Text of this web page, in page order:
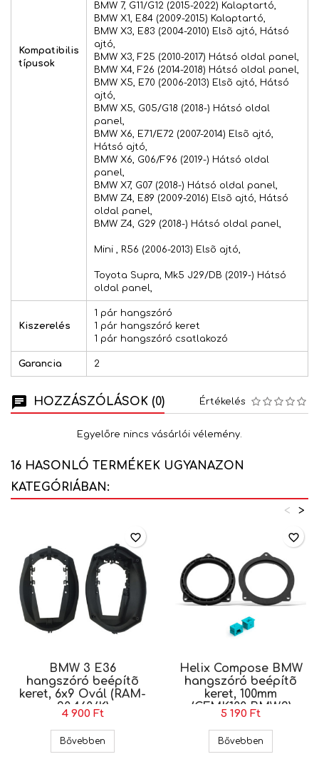
Kompatibilis
típusok
BMW 7, G11/G12 (2015-2022) Kalaptartó,
BMW X1, E84 (2009-2015) Kalaptartó,
BMW X3, E83 (2004-2010) Elsõ ajtó, Hátsó
ajtó,
BMW X3, F25 (2010-2017) Hátsó oldal panel,
BMW X4, F26 (2014-2018) Hátsó oldal panel,
BMW X5, E70 (2006-2013) Elsõ ajtó, Hátsó
ajtó,
BMW X5, G05/G18 (2018-) Hátsó oldal
panel,
BMW X6, E71/E72 (2007-2014) Elsõ ajtó,
Hátsó ajtó,
BMW X6, G06/F96 (2019-) Hátsó oldal
panel,
BMW X7, G07 (2018-) Hátsó oldal panel,
BMW Z4, E89 (2009-2016) Elsõ ajtó, Hátsó
oldal panel,
BMW Z4, G29 (2018-) Hátsó oldal panel,
Mini , R56 (2006-2013) Elsõ ajtó,
Toyota Supra, Mk5 J29/DB (2019-) Hátsó
oldal panel,
Kiszerelés
1 pár hangszóró
1 pár hangszóró keret
1 pár hangszóró csatlakozó
Garancia 2
HOZZÁSZÓLÁSOK (0) Értékelés
Egyelőre nincs vásárlói vélemény.
16 HASONLÓ TERMÉKEK UGYANAZON
KATEGÓRIÁBAN:
>
<
BMW 3 E36
hangszóró beépítõ
keret, 6x9 Ovál (RAM-
20.460/K)
4 900 Ft
Bővebben BMW 3 E36 hangszóró beépítõ keret, 6x9 Ovál
favorite_border
Helix Compose BMW
hangszóró beépítõ
keret, 100mm
(CFMK100 BMW.2)
5 190 Ft
Bővebben
favorite_border